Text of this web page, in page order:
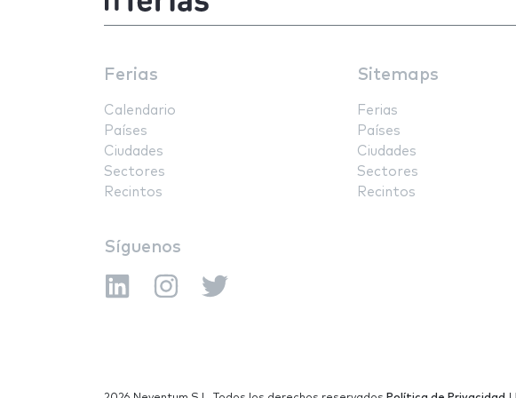
Ferias
Calendario
Países
Ciudades
Sectores
Recintos
Sitemaps
Ferias
Países
Ciudades
Sectores
Recintos
Síguenos